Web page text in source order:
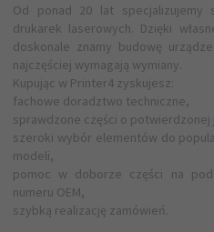
Od ponad 20 lat
drukarek laserowych. Dzięki
doskonale znamy budowę
najczęściej wymagają wymiany.
Kupując w Printer4 zyskujesz:
fachowe doradztwo techniczne,
sprawdzone części o potwierdzonej
szeroki wybór elementów do
modeli,
pomoc w doborze części na
numeru OEM,
szybką realizację zamówień.